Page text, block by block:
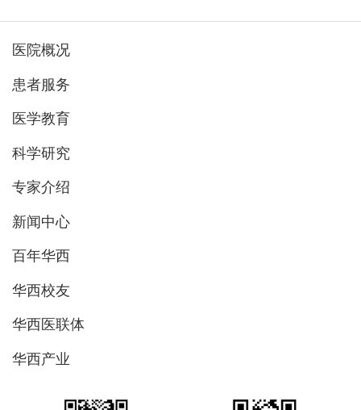
医院概况
患者服务
医学教育
科学研究
专家介绍
新闻中心
百年华西
华西校友
华西医联体
华西产业